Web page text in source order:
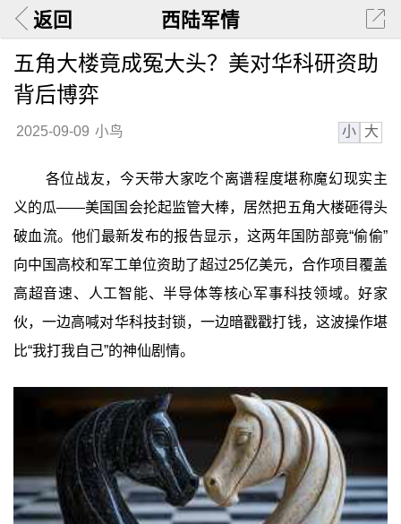
返回 西陆军情
五角大楼竟成冤大头？美对华科研资助
背后博弈
2025-09-09 小鸟 小 大
各位战友，今天带大家吃个离谱程度堪称魔幻现实主
义的瓜——美国国会抡起监管大棒，居然把五角大楼砸得头
破血流。他们最新发布的报告显示，这两年国防部竟“偷偷”
向中国高校和军工单位资助了超过25亿美元，合作项目覆盖
高超音速、人工智能、半导体等核心军事科技领域。好家
伙，一边高喊对华科技封锁，一边暗戳戳打钱，这波操作堪
比“我打我自己”的神仙剧情。